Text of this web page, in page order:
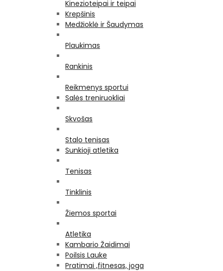
Kinezioteipai ir teipai
Krepšinis
Medžioklė ir Šaudymas
Plaukimas
Rankinis
Reikmenys sportui
Salės treniruokliai
Skvošas
Stalo tenisas
Sunkioji atletika
Tenisas
Tinklinis
Žiemos sportai
Atletika
Kambario Žaidimai
Poilsis Lauke
Pratimai ,fitnesas, joga